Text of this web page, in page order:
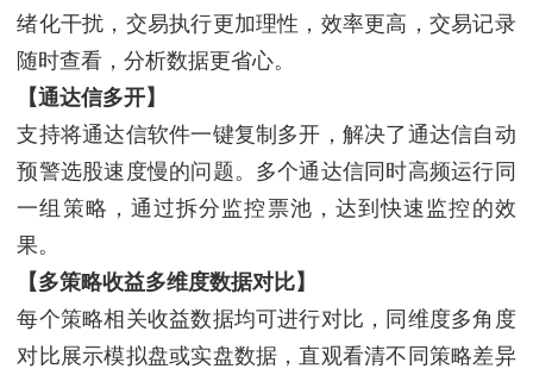
绪化干扰，交易执行更加理性，效率更高，交易记录
随时查看，分析数据更省心。
【通达信多开】
支持将通达信软件一键复制多开，解决了通达信自动
预警选股速度慢的问题。多个通达信同时高频运行同
一组策略，通过拆分监控票池，达到快速监控的效
果。
【多策略收益多维度数据对比】
每个策略相关收益数据均可进行对比，同维度多角度
对比展示模拟盘或实盘数据，直观看清不同策略差异